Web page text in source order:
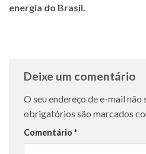
energia do Brasil.
Deixe um comentário
O seu endereço de e-mail
obrigatórios são marcados
Comentário *